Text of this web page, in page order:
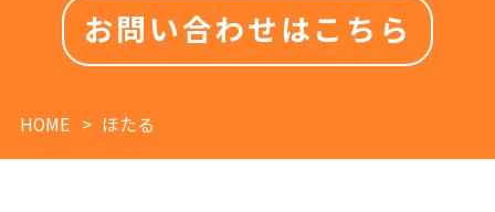
お問い合わせはこちら
HOME ほたる